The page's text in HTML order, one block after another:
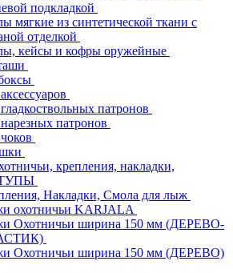
подкладкой
мягкие из синтетической ткани с
отделкой
кейсы и кофры оружейные
патронов
патронов
крепления, накладки,
Накладки, Смола для лыж
охотничьи KARJALA
Охотничьи ширина 150 мм (ДЕРЕВО-
Охотничьи ширина 150 мм (ДЕРЕВО)